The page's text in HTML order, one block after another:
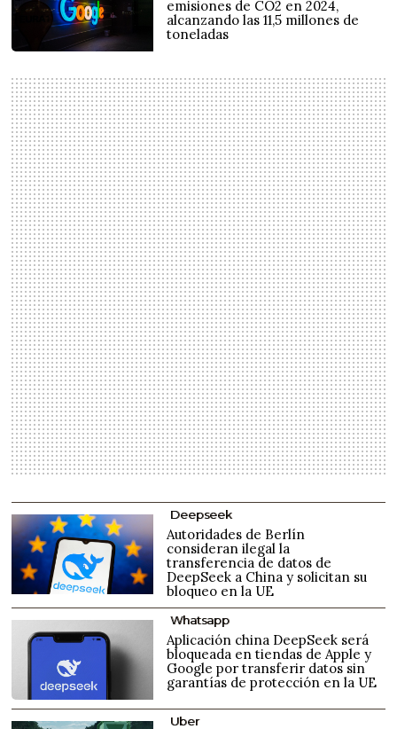
emisiones de CO2 en 2024,
alcanzando las 11,5 millones de
toneladas
Deepseek
Autoridades de Berlín
consideran ilegal la
transferencia de datos de
DeepSeek a China y solicitan su
bloqueo en la UE
Whatsapp
Aplicación china DeepSeek será
bloqueada en tiendas de Apple y
Google por transferir datos sin
garantías de protección en la UE
Uber